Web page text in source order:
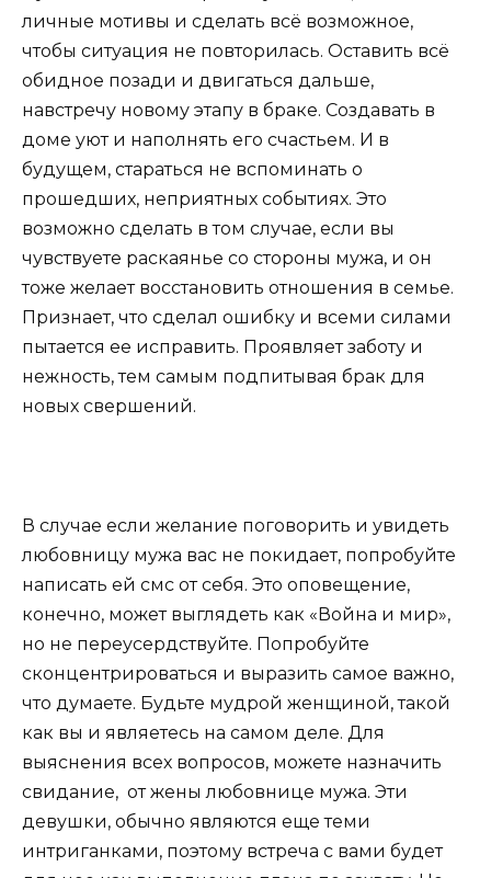
личные мотивы и сделать всё возможное,
чтобы ситуация не повторилась. Оставить всё
обидное позади и двигаться дальше,
навстречу новому этапу в браке. Создавать в
доме уют и наполнять его счастьем. И в
будущем, стараться не вспоминать о
прошедших, неприятных событиях. Это
возможно сделать в том случае, если вы
чувствуете раскаянье со стороны мужа, и он
тоже желает восстановить отношения в семье.
Признает, что сделал ошибку и всеми силами
пытается ее исправить. Проявляет заботу и
нежность, тем самым подпитывая брак для
новых свершений.
В случае если желание поговорить и увидеть
любовницу мужа вас не покидает, попробуйте
написать ей смс от себя. Это оповещение,
конечно, может выглядеть как «Война и мир»,
но не переусердствуйте. Попробуйте
сконцентрироваться и выразить самое важно,
что думаете. Будьте мудрой женщиной, такой
как вы и являетесь на самом деле. Для
выяснения всех вопросов, можете назначить
свидание, от жены любовнице мужа. Эти
девушки, обычно являются еще теми
интриганками, поэтому встреча с вами будет